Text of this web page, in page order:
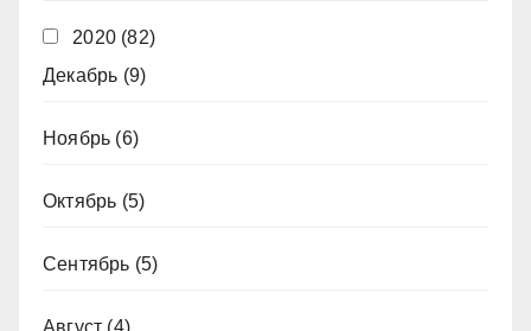
2020 (82)
Декабрь (9)
Ноябрь (6)
Октябрь (5)
Сентябрь (5)